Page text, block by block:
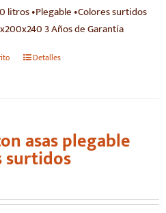
litros •Plegable •Colores surtidos
3 Años de Garantía
Detalles
asas plegable
surtidos